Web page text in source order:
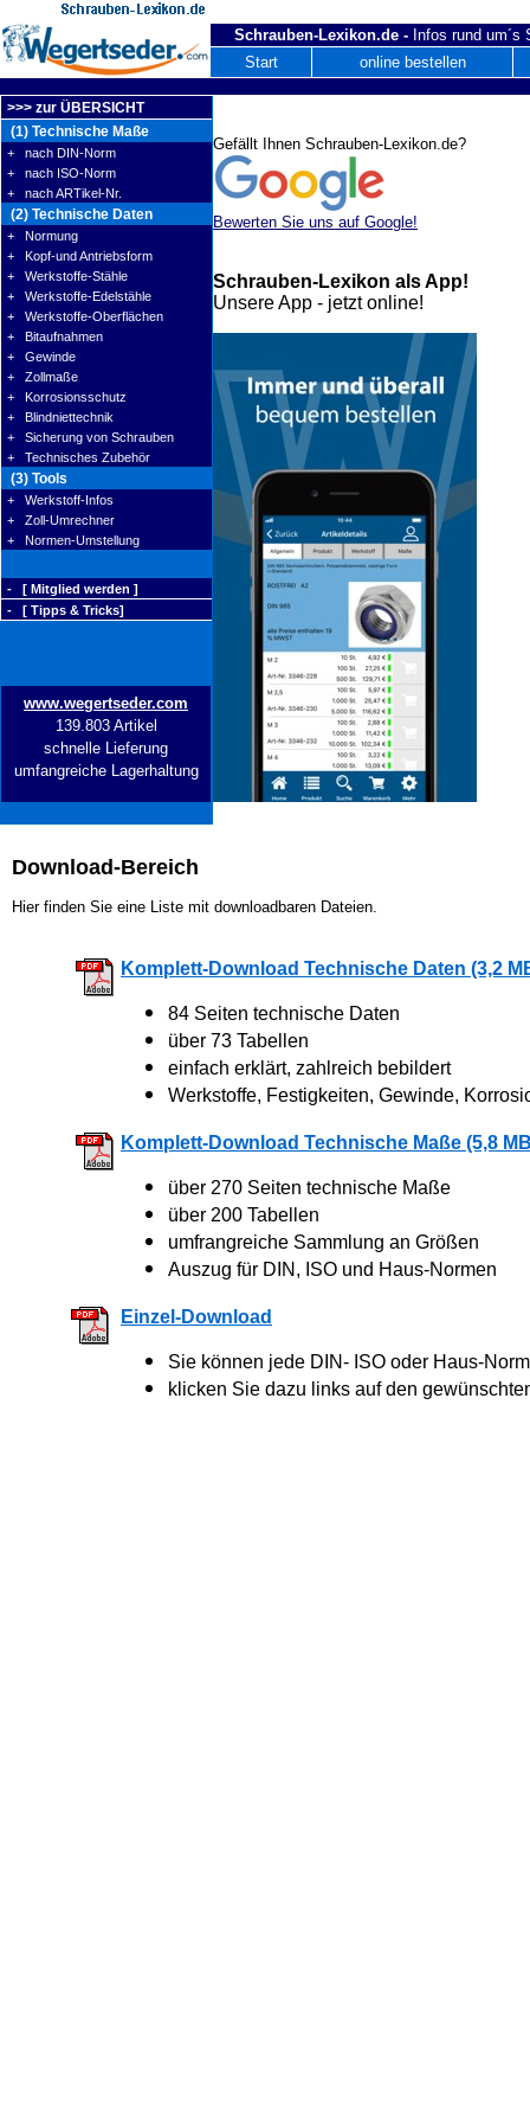
Schrauben-Lexikon.de - Infos rund um´s
Start
online bestellen
>>> zur ÜBERSICHT
(1) Technische Maße
+ nach DIN-Norm
+ nach ISO-Norm
+ nach ARTikel-Nr.
(2) Technische Daten
+ Normung
+ Kopf-und Antriebsform
+ Werkstoffe-Stähle
+ Werkstoffe-Edelstähle
+ Werkstoffe-Oberflächen
+ Bitaufnahmen
+ Gewinde
+ Zollmaße
+ Korrosionsschutz
+ Blindniettechnik
+ Sicherung von Schrauben
+ Technisches Zubehör
(3) Tools
+ Werkstoff-Infos
+ Zoll-Umrechner
+ Normen-Umstellung
- [ Mitglied werden ]
- [ Tipps & Tricks]
www.wegertseder.com
139.803 Artikel
schnelle Lieferung
umfangreiche Lagerhaltung
Download-Bereich
Hier finden Sie eine Liste mit downloadbaren Dateien.
Komplett-Download Technische Daten (3,2
84 Seiten technische Daten
über 73 Tabellen
einfach erklärt, zahlreich bebildert
Werkstoffe, Festigkeiten, Gewinde,
Komplett-Download Technische Maße (5,8
über 270 Seiten technische Maße
über 200 Tabellen
umfrangreiche Sammlung an Größen
Auszug für DIN, ISO und Haus-Normen
Einzel-Download
Sie können jede DIN- ISO oder Haus-
klicken Sie dazu links auf den
Gefällt Ihnen Schrauben-Lexikon.de?
Bewerten Sie uns auf Google!
Schrauben-Lexikon als App!
Unsere App - jetzt online!